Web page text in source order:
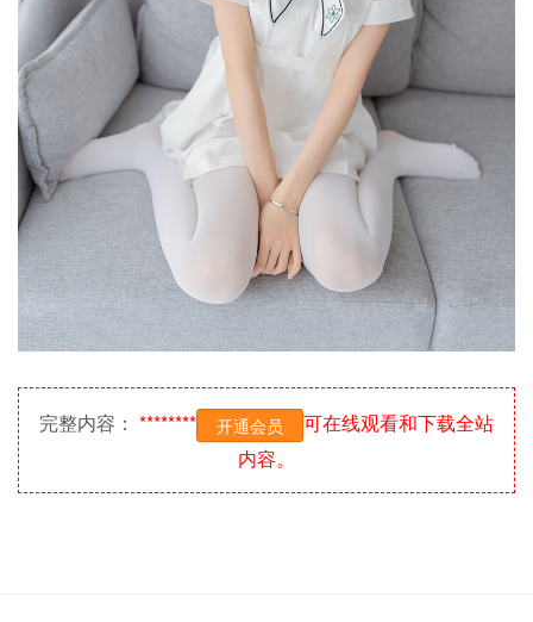
完整内容： ******** 开通会员
可在线观看和下载全站
内容。